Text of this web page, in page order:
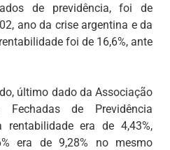
de previdência, foi de
ano da crise argentina e da
foi de 16,6%, ante
último dado da Associação
Fechadas de Previdência
rentabilidade era de 4,43%,
era de 9,28% no mesmo